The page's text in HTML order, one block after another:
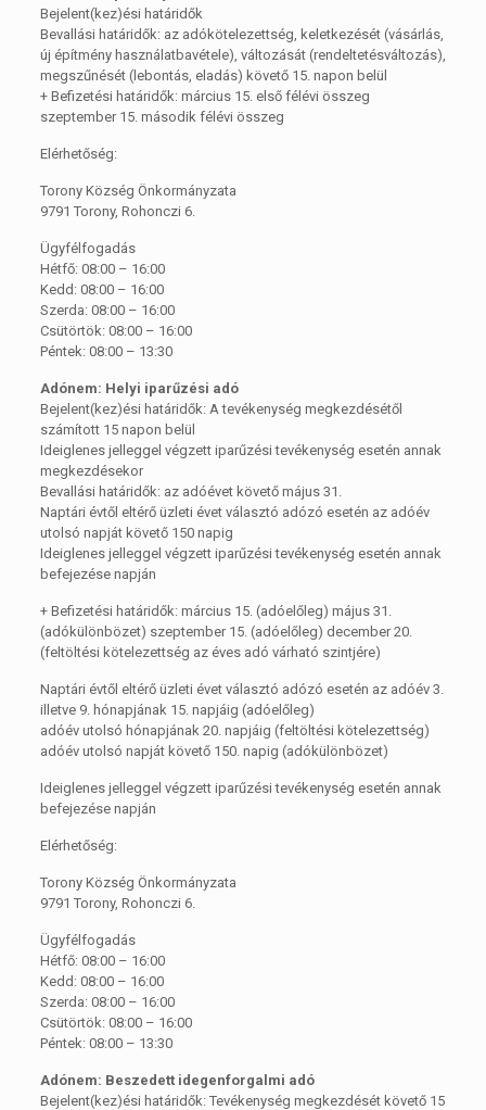
Bejelent(kez)ési határidők
Bevallási határidők: az adókötelezettség, keletkezését (vásárlás,
új építmény használatbavétele), változását (rendeltetésváltozás),
megszűnését (lebontás, eladás) követő 15. napon belül
+ Befizetési határidők: március 15. első félévi összeg
szeptember 15. második félévi összeg
Elérhetőség:
Torony Község Önkormányzata
9791 Torony, Rohonczi 6.
Ügyfélfogadás
Hétfő: 08:00 – 16:00
Kedd: 08:00 – 16:00
Szerda: 08:00 – 16:00
Csütörtök: 08:00 – 16:00
Péntek: 08:00 – 13:30
Adónem: Helyi iparűzési adó
Bejelent(kez)ési határidők: A tevékenység megkezdésétől
számított 15 napon belül
Ideiglenes jelleggel végzett iparűzési tevékenység esetén annak
megkezdésekor
Bevallási határidők: az adóévet követő május 31.
Naptári évtől eltérő üzleti évet választó adózó esetén az adóév
utolsó napját követő 150 napig
Ideiglenes jelleggel végzett iparűzési tevékenység esetén annak
befejezése napján
+ Befizetési határidők: március 15. (adóelőleg) május 31.
(adókülönbözet) szeptember 15. (adóelőleg) december 20.
(feltöltési kötelezettség az éves adó várható szintjére)
Naptári évtől eltérő üzleti évet választó adózó esetén az adóév 3.
illetve 9. hónapjának 15. napjáig (adóelőleg)
adóév utolsó hónapjának 20. napjáig (feltöltési kötelezettség)
adóév utolsó napját követő 150. napig (adókülönbözet)
Ideiglenes jelleggel végzett iparűzési tevékenység esetén annak
befejezése napján
Elérhetőség:
Torony Község Önkormányzata
9791 Torony, Rohonczi 6.
Ügyfélfogadás
Hétfő: 08:00 – 16:00
Kedd: 08:00 – 16:00
Szerda: 08:00 – 16:00
Csütörtök: 08:00 – 16:00
Péntek: 08:00 – 13:30
Adónem: Beszedett idegenforgalmi adó
Bejelent(kez)ési határidők: Tevékenység megkezdését követő 15